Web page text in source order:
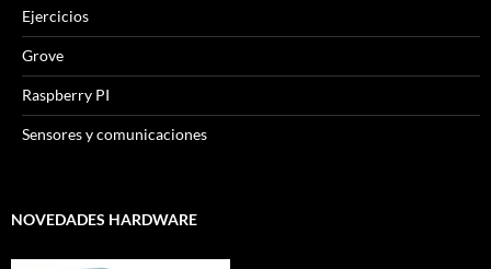
Ejercicios
Grove
Raspberry PI
Sensores y comunicaciones
NOVEDADES HARDWARE